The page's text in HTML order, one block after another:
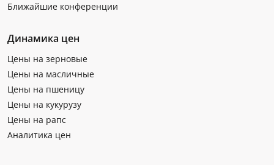
Ближайшие конференции
Динамика цен
Цены на зерновые
Цены на масличные
Цены на пшеницу
Цены на кукурузу
Цены на рапс
Аналитика цен